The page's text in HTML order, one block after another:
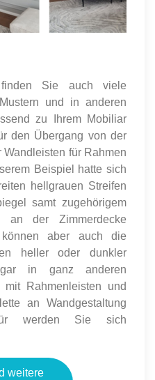
Sie auch viele
und in anderen
zu Ihrem Mobiliar
den Übergang von der
für Rahmen
Beispiel hatte sich
hellgrauen Streifen
samt zugehörigem
an der Zimmerdecke
aber auch die
heller oder dunkler
in ganz anderen
Rahmenleisten und
an Wandgestaltung
werden Sie sich
weitere